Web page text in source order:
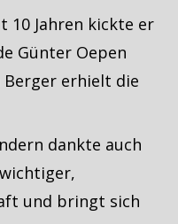
10 Jahren kickte er
Günter Oepen
Berger erhielt die
dankte auch
und bringt sich